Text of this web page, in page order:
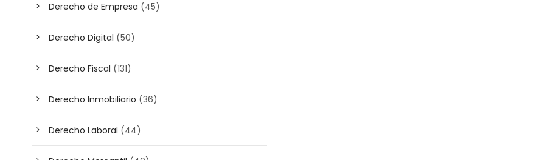
Derecho de Empresa (45)
Derecho Digital (50)
Derecho Fiscal (131)
Derecho Inmobiliario (36)
Derecho Laboral (44)